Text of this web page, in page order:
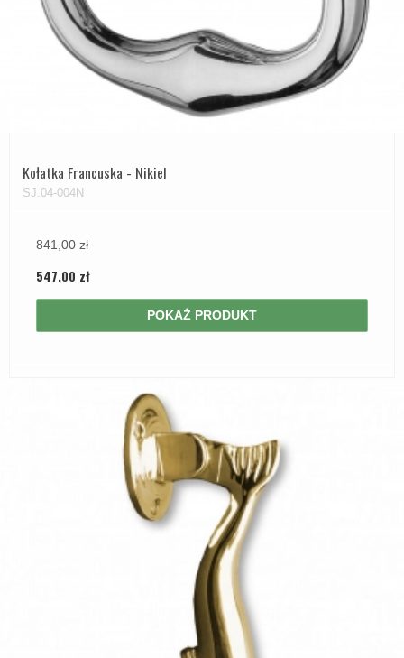
Kołatka Francuska - Nikiel
SJ.04-004N
841,00 zł
547,00 zł
POKAŻ PRODUKT